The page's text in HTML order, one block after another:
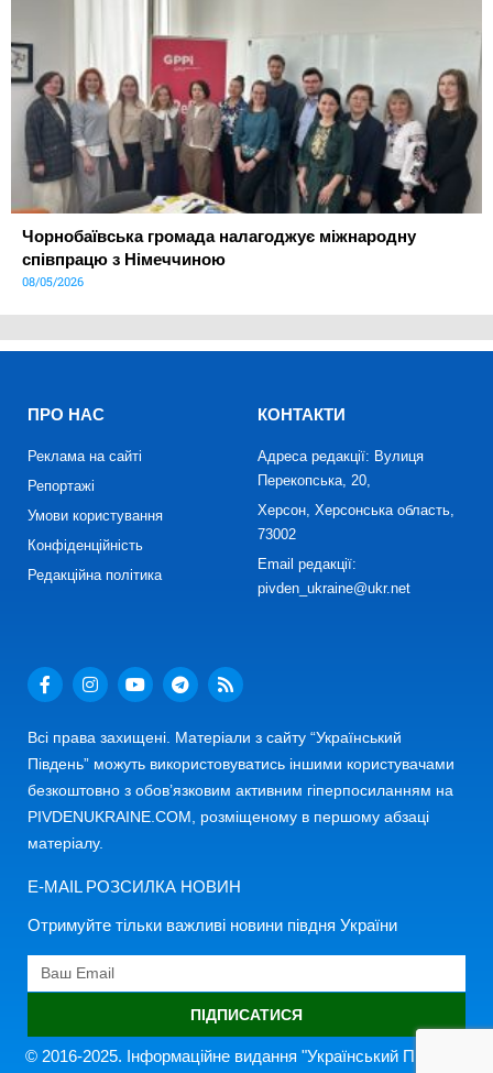
Чорнобаївська громада налагоджує міжнародну
співпрацю з Німеччиною
08/05/2026
ПРО НАС
Реклама на сайті
Репортажі
Умови користування
Конфіденційність
Редакційна політика
КОНТАКТИ
Адреса редакції: Вулиця
Перекопська, 20,
Херсон, Херсонська область,
73002
Email редакції:
pivden_ukraine@ukr.net
Всі права захищені. Матеріали з сайту “Український
Південь” можуть використовуватись іншими користувачами
безкоштовно з обов’язковим активним гіперпосиланням на
PIVDENUKRAINE.COM, розміщеному в першому абзаці
матеріалу.
E-MAIL РОЗСИЛКА НОВИН
Отримуйте тільки важливі новини півдня України
ПІДПИСАТИСЯ
© 2016-2025. Інформаційне видання "Український Південь"